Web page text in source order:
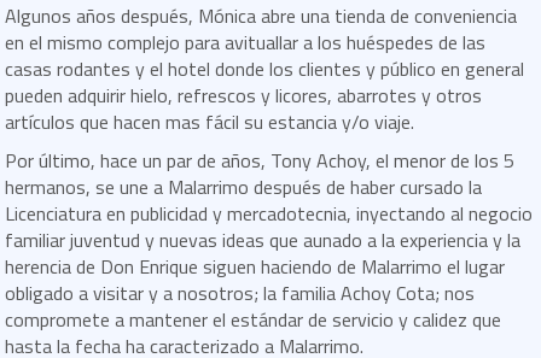
Algunos años después, Mónica abre una tienda de conveniencia
en el mismo complejo para avituallar a los huéspedes de las
casas rodantes y el hotel donde los clientes y público en general
pueden adquirir hielo, refrescos y licores, abarrotes y otros
artículos que hacen mas fácil su estancia y/o viaje.
Por último, hace un par de años, Tony Achoy, el menor de los 5
hermanos, se une a Malarrimo después de haber cursado la
Licenciatura en publicidad y mercadotecnia, inyectando al negocio
familiar juventud y nuevas ideas que aunado a la experiencia y la
herencia de Don Enrique siguen haciendo de Malarrimo el lugar
obligado a visitar y a nosotros; la familia Achoy Cota; nos
compromete a mantener el estándar de servicio y calidez que
hasta la fecha ha caracterizado a Malarrimo.